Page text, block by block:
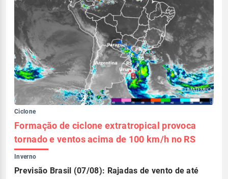
Ciclone
Formação de ciclone extratropical provoca
tornado e ventos acima de 100 km/h no RS
Inverno
Previsão Brasil (07/08): Rajadas de vento de até